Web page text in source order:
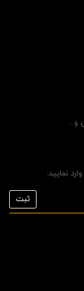
و...
نمایید: